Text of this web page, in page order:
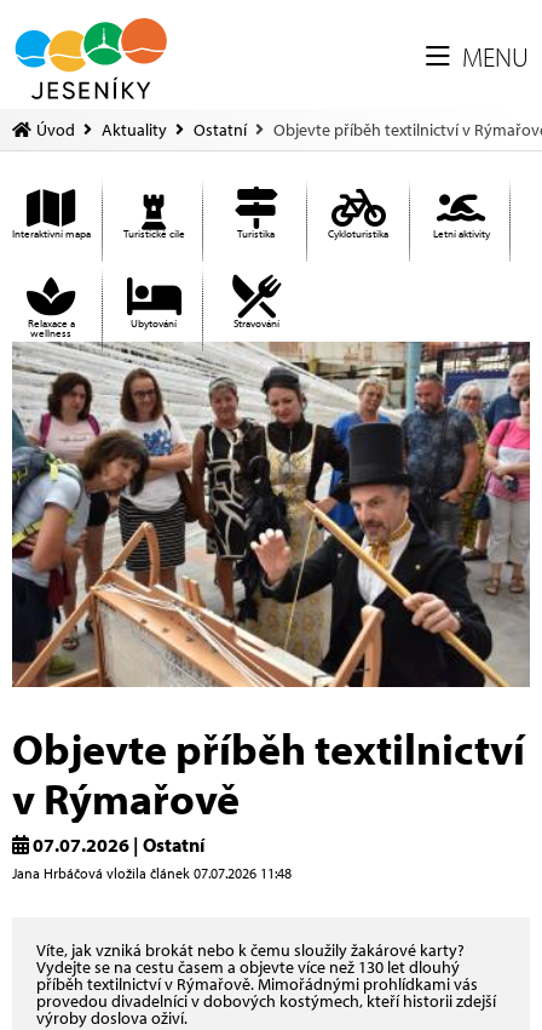
MENU
Úvod Aktuality Ostatní Objevte příběh textilnictví v
Interaktivní mapa Turistické cíle Turistika Cykloturistika Letní aktivity
Relaxace a
wellness
Ubytování Stravování
Objevte příběh textilnictví
v Rýmařově
07.07.2026 | Ostatní
Jana Hrbáčová vložila článek 07.07.2026 11:48
Víte, jak vzniká brokát nebo k čemu sloužily žakárové karty?
Vydejte se na cestu časem a objevte více než 130 let dlouhý
příběh textilnictví v Rýmařově. Mimořádnými prohlídkami vás
provedou divadelníci v dobových kostýmech, kteří historii zdejší
výroby doslova oživí.